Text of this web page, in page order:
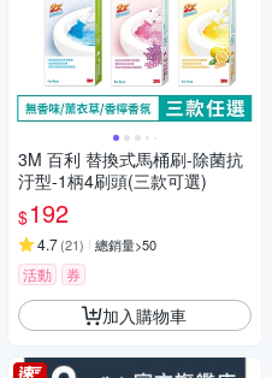
3M 百利 替換式馬桶刷-除菌抗
汙型-1柄4刷頭(三款可選)
$192
4.7(21) 總銷量>50
活動 券
加入購物車